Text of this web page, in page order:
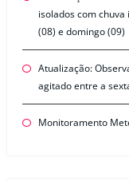
isolados com
(08) e domingo (09)
Atualização:
agitado entre a
Monitoramento